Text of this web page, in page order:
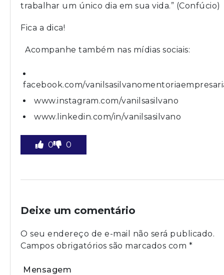
trabalhar um único dia em sua vida.” (Confúcio)
Fica a dica!
Acompanhe também nas mídias sociais:
facebook.com/
www.instagram.com/vanilsasilvano
www.linkedin.com/in/vanilsasilvano
0 0
Deixe um comentário
O seu endereço de e-mail não será publicado.
Campos obrigatórios são marcados com *
Mensagem